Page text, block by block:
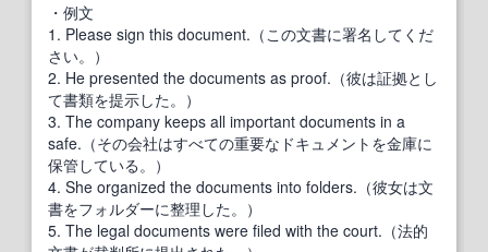
・例文
1. Please sign this document.（この文書に署名してくだ
さい。）
2. He presented the documents as proof.（彼は証拠とし
て書類を提示した。）
3. The company keeps all important documents in a
safe.（その会社はすべての重要なドキュメントを金庫に
保管している。）
4. She organized the documents into folders.（彼女は文
書をフォルダーに整理した。）
5. The legal documents were filed with the court.（法的